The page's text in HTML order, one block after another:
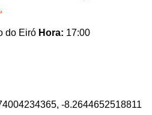
do Eiró Hora: 17:00
-8.2644652518811